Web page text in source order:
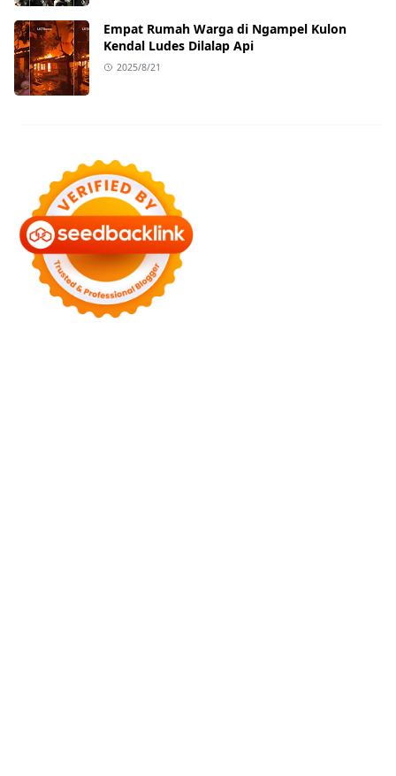
Empat Rumah Warga di Ngampel Kulon
Kendal Ludes Dilalap Api
2025/8/21